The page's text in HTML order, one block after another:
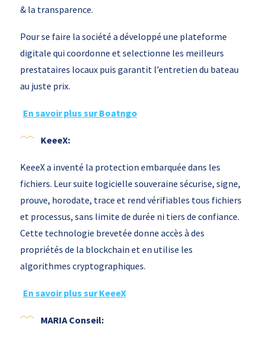
& la transparence.
Pour se faire la société a développé une plateforme
digitale qui coordonne et selectionne les meilleurs
prestataires locaux puis garantit l’entretien du bateau
au juste prix.
En savoir plus sur Boatngo
KeeeX:
KeeeX a inventé la protection embarquée dans les
fichiers. Leur suite logicielle souveraine sécurise, signe,
prouve, horodate, trace et rend vérifiables tous fichiers
et processus, sans limite de durée ni tiers de confiance.
Cette technologie brevetée donne accès à des
propriétés de la blockchain et en utilise les
algorithmes cryptographiques.
En savoir plus sur KeeeX
MARIA Conseil: